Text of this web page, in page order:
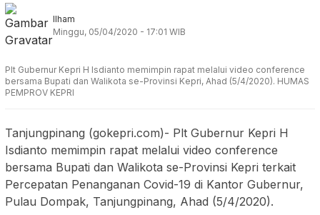
Ilham
Minggu, 05/04/2020 - 17:01 WIB
Plt Gubernur Kepri H Isdianto memimpin rapat melalui video conference
bersama Bupati dan Walikota se-Provinsi Kepri, Ahad (5/4/2020). HUMAS
PEMPROV KEPRI
Tanjungpinang (gokepri.com)- Plt Gubernur Kepri H
Isdianto memimpin rapat melalui video conference
bersama Bupati dan Walikota se-Provinsi Kepri terkait
Percepatan Penanganan Covid-19 di Kantor Gubernur,
Pulau Dompak, Tanjungpinang, Ahad (5/4/2020).